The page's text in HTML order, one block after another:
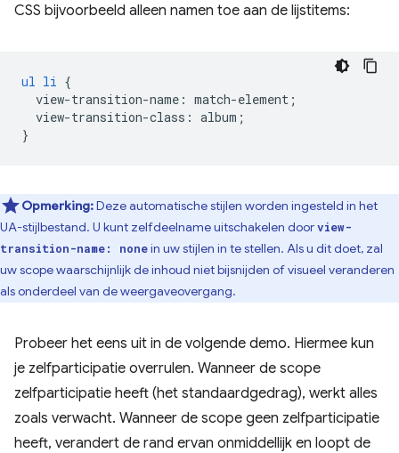
CSS bijvoorbeeld alleen namen toe aan de lijstitems:
ul li {
view-transition-name : match-element ;
view-transition-class : album ;
}
Opmerking:Deze automatische stijlen worden ingesteld in het
UA-stijlbestand. U kunt zelfdeelname uitschakelen doorview-
transition-name: nonein uw stijlen in te stellen. Als u dit doet, zal
uw scope waarschijnlijk de inhoud niet bijsnijden of visueel veranderen
als onderdeel van de weergaveovergang.
Probeer het eens uit in de volgende demo. Hiermee kun
je zelfparticipatie overrulen. Wanneer de scope
zelfparticipatie heeft (het standaardgedrag), werkt alles
zoals verwacht. Wanneer de scope geen zelfparticipatie
heeft, verandert de rand ervan onmiddellijk en loopt de